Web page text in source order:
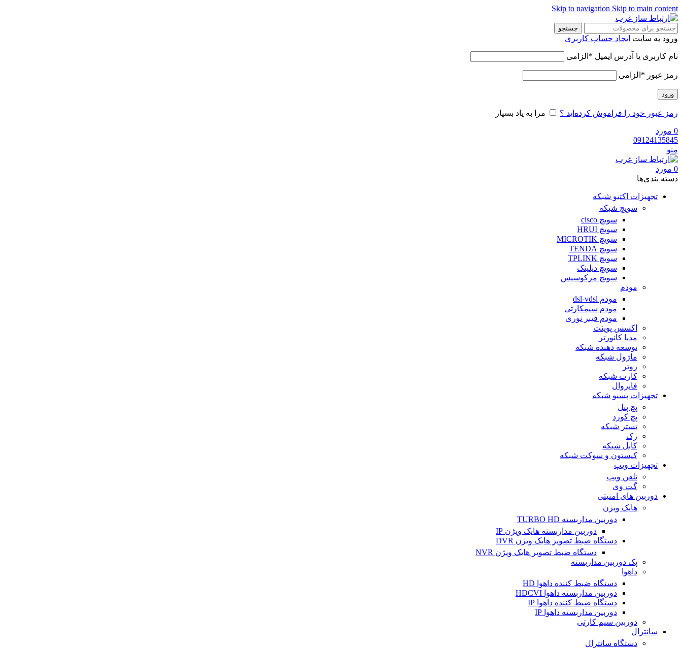
Skip to navigation Skip to main content
جستجو
ورود به سایت ایجاد حساب کاربری
نام کاربری یا آدرس ایمیل * الزامی
رمز عبور * الزامی
ورود
رمز عبور خود را فراموش کرده‌اید ؟ مرا به یاد بسپار
0 مورد
09124135845
منو
0 مورد
دسته‌ بندی‌ها
تجهیزات اکتیو شبکه
سویچ شبکه
سویچ cisco
سویچ HRUI
سویچ MICROTIK
سویچ TENDA
سویچ TPLINK
سویچ دیلینک
سویچ مرکوسیس
مودم
مودم dsl-vdsl
مودم سیمکارتی
مودم فیبر نوری
اکسس پوینت
مدیا کانورتر
توسعه دهنده شبکه
ماژول شبکه
روتر
کارت شبکه
فایروال
تجهیزات پسیو شبکه
پچ پنل
پچ کورد
تستر شبکه
رک
کابل شبکه
کیستون و سوکت شبکه
تجهیزات ویپ
تلفن ویپ
گت وی
دوربین های امنیتی
هایک ویژن
دوربین مداربسته TURBO HD
دوربین مداربسته هایک ویژن IP
دستگاه ضبط تصویر هایک ویژن DVR
دستگاه ضبط تصویر هایک ویژن NVR
پک دوربین مداربسته
داهوا
دستگاه ضبط کننده داهوا HD
دوربین مداربسته داهوا HDCVI
دستگاه ضبط کننده داهوا IP
دوربین مداربسته داهوا IP
دوربین سیم کارتی
سانترال
دستگاه سانترال